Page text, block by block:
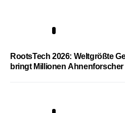
RootsTech 2026: Weltgrößte
bringt Millionen